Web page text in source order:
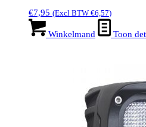
€7,95 (Excl BTW €6,57)
Winkelmand Toon